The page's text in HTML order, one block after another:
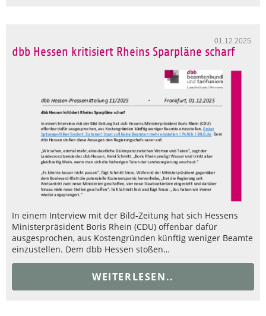
01.12.2025
dbb Hessen kritisiert Rheins Sparpläne scharf
In einem Interview mit der Bild-Zeitung hat sich Hessens
Ministerpräsident Boris Rhein (CDU) offenbar dafür
ausgesprochen, aus Kostengründen künftig weniger Beamte
einzustellen. Dem dbb Hessen stoßen…
WEITERLESEN..